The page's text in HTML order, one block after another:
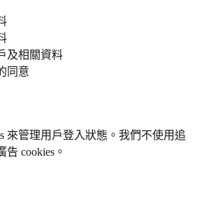
及相關資料
同意
來管理用戶登入狀態。我們不使用追
告 cookies。